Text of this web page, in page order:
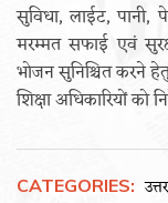
सुविधा, लाईट,
मरम्मत सफाई एवं
भोजन सुनिश्चित करने
शिक्षा अधिकारियों को
CATEGORIES: